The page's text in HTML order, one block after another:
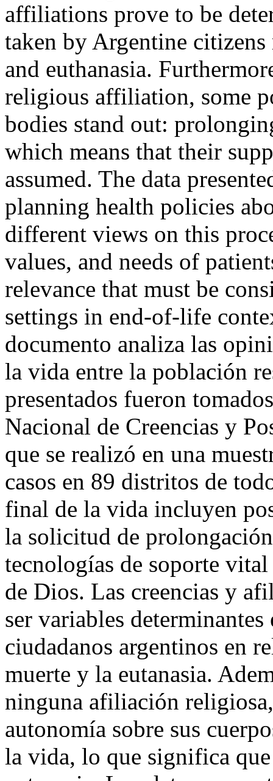
affiliations prove to be
taken by Argentine
and euthanasia.
religious affiliation, some
bodies stand out:
which means that their
assumed. The data
planning health policies
different views on this
values, and needs of
relevance that must be
settings in end-of-life
documento analiza las
la vida entre la población
presentados fueron
Nacional de Creencias y
que se realizó en una
casos en 89 distritos de
final de la vida incluyen
la solicitud de
tecnologías de soporte
de Dios. Las creencias y
ser variables
ciudadanos argentinos en
muerte y la eutanasia.
ninguna afiliación
autonomía sobre sus
la vida, lo que significa